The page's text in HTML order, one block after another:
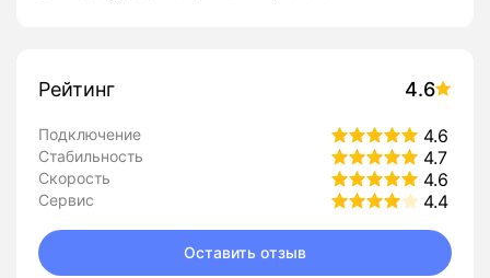
Рейтинг 4.6
Подключение 4.6
Стабильность 4.7
Скорость 4.6
Сервис 4.4
Оставить отзыв